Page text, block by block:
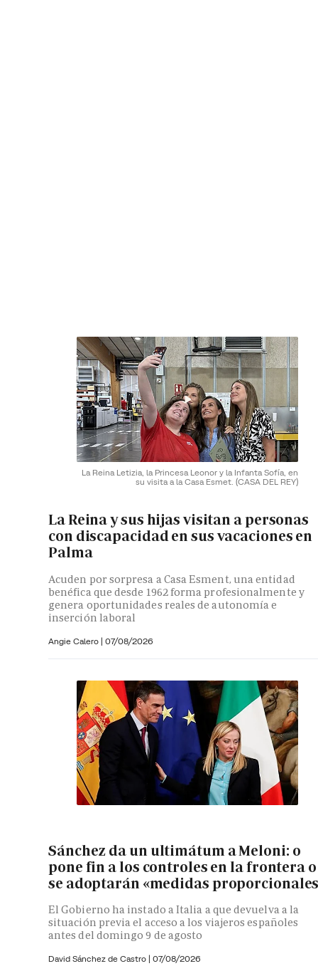
La Reina Letizia, la Princesa Leonor y la Infanta Sofía, en
su visita a la Casa Esmet. (CASA DEL REY)
La Reina y sus hijas visitan a personas
con discapacidad en sus vacaciones en
Palma
Acuden por sorpresa a Casa Esment, una entidad
benéfica que desde 1962 forma profesionalmente y
genera oportunidades reales de autonomía e
inserción laboral
Angie Calero | 07/08/2026
Sánchez da un ultimátum a Meloni: o
pone fin a los controles en la frontera o
se adoptarán «medidas
El Gobierno ha instado a Italia a que devuelva a la
situación previa el acceso a los viajeros españoles
antes del domingo 9 de agosto
David Sánchez de Castro | 07/08/2026